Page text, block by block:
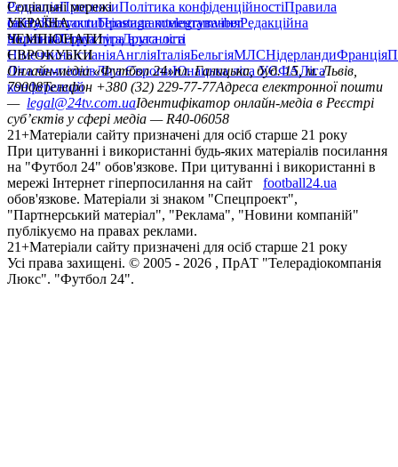
РедакціяПрогнозиПолітика конфіденційностіПравила
сайтуКонтактиПравила коментуванняРедакційна
політикаСтруктура власності
Соціальні мережі
facebookxyoutubeinstagramtelegramviber
УКРАЇНА
УкраїнаПерша лігаДруга ліга
ЧЕМПІОНАТИ
НімеччинаІспаніяАнгліяІталіяБельгіяМЛСНідерландиФранція
ЄВРОКУБКИ
Ліга чемпіонівЛіга ЄвропиЮнацька ліга УЄФАЛіга
конференцій
Онлайн-медіа «Футбол 24»пл. Галицька, буд. 15, м. Львів,
79008Телефон +380 (32) 229-77-77Адреса електронної пошти
— legal@24tv.com.uaІдентифікатор онлайн-медіа в Реєстрі
суб’єктів у сфері медіа — R40-06058
21+Матеріали сайту призначені для осіб старше 21 року
При цитуванні і використанні будь-яких матеріалів посилання
на "Футбол 24" обов'язкове. При цитуванні і використанні в
мережі Інтернет гіперпосилання на сайт
football24.ua
обов'язкове. Матеріали зі знаком "Спецпроект",
"Партнерський матеріал", "Реклама", "Новини компаній"
публікуємо на правах реклами.
21+Матеріали сайту призначені для осіб старше 21 року
Усi права захищенi. © 2005 - 2026 , ПрАТ "Телерадіокомпанія
Люкс". "Футбол 24".